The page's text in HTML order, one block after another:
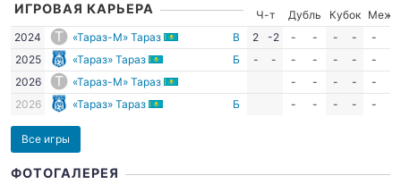
ИГРОВАЯ КАРЬЕРА Ч-т Дубль Кубок
Межд.
2024
«Тараз-М» Тараз В 2 -2 - - - - -
2025
«Тараз» Тараз Б - - - - - - -
2026
«Тараз-М» Тараз - - - - -
2026
«Тараз» Тараз Б - - - - -
Все игры
ФОТОГАЛЕРЕЯ